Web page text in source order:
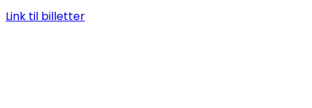
Link til billetter